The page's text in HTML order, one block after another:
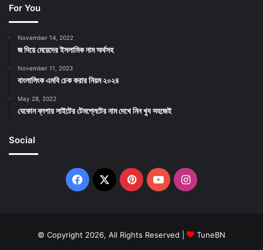
For You
November 14, 2022
জ দিয়ে মেয়েদের ইসলামিক নাম অর্থসহ
November 11, 2023
বাংলালিংক এমবি চেক করার নিয়ম ২০২৪
May 28, 2022
যেকোন ব্লগার সাইটের টেমপ্লেটের নাম দেখে নিন খুব সহজেই
Social
Facebook
X PinterestYouTubeInstagram
© Copyright 2026, All Rights Reserved | TuneBN